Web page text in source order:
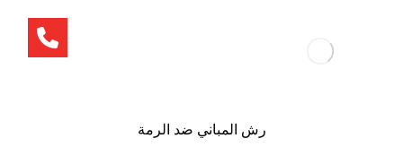
رش المباني ضد الرمة